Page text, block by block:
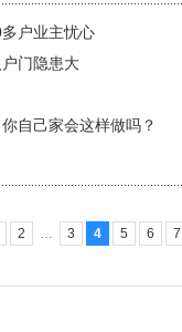
户业主忧心
门隐患大
自己家会这样做吗？
2 … 3 4 5 6